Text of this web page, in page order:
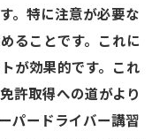
。特に注意が必要な
ることです。これに
が効果的です。これ
許取得への道がより
パードライバー講習